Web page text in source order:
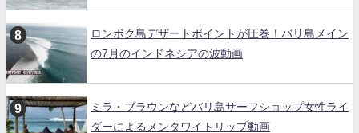
ロンボク島デザートポイントが圧巻！バリ島メイン
の7月のインドネシアの波動画
ミラ・ブラウンなどバリ島サーフショップ女性ライ
ダーによるメンタワイトリップ動画